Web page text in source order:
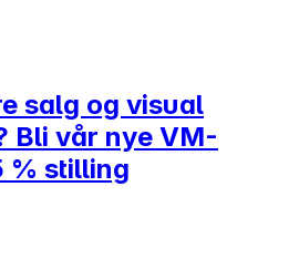
salg og visual
Bli vår nye VM-
% stilling